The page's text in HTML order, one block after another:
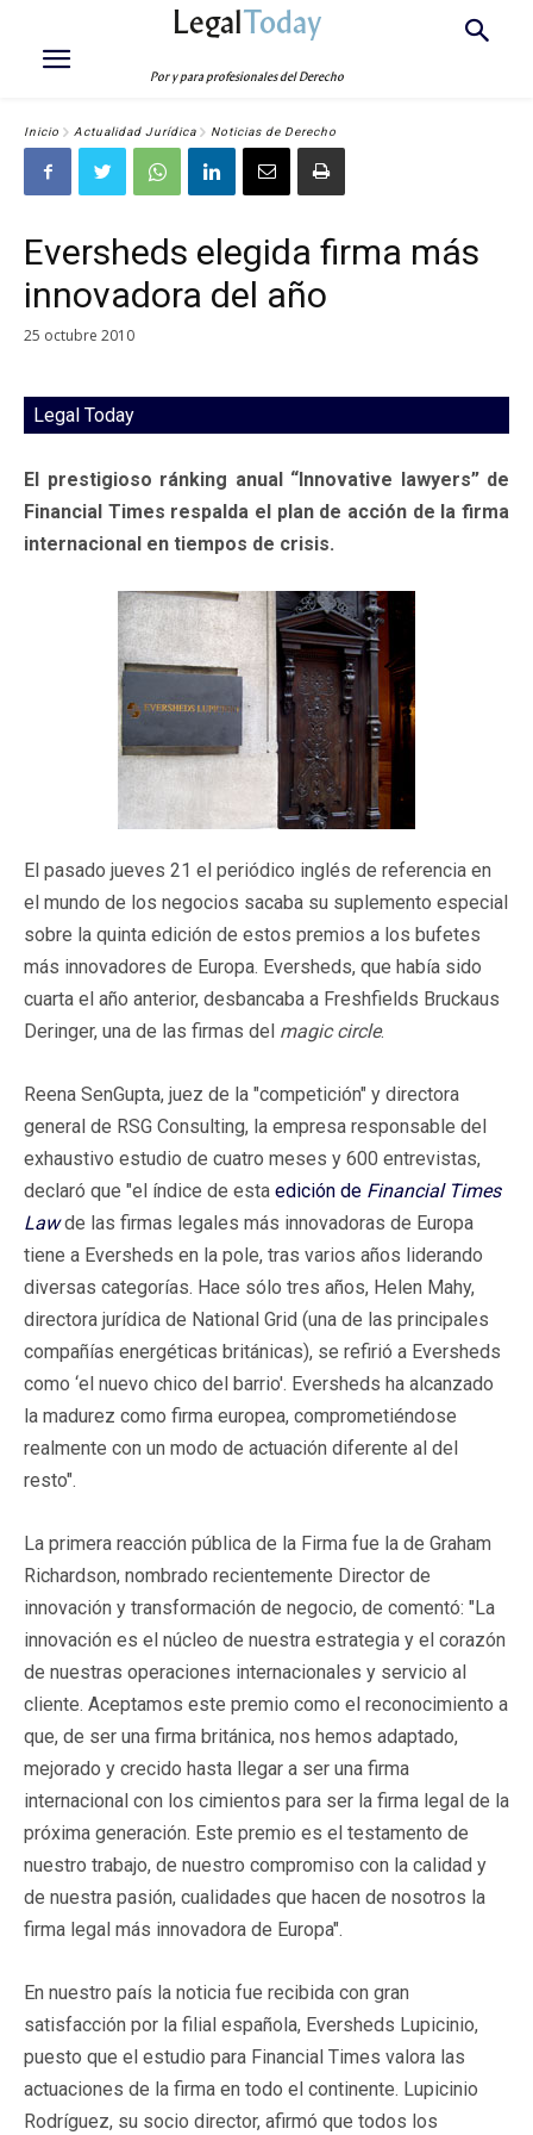
LegalToday
Por y para profesionales del Derecho
Inicio Actualidad Jurídica Noticias de Derecho
Eversheds elegida firma más
innovadora del año
25 octubre 2010
Legal Today
El prestigioso ránking anual “Innovative lawyers” de
Financial Times respalda el plan de acción de la firma
internacional en tiempos de crisis.
El pasado jueves 21 el periódico inglés de referencia en
el mundo de los negocios sacaba su suplemento especial
sobre la quinta edición de estos premios a los bufetes
más innovadores de Europa. Eversheds, que había sido
cuarta el año anterior, desbancaba a Freshfields Bruckaus
Deringer, una de las firmas del magic circle.
Reena SenGupta, juez de la "competición" y directora
general de RSG Consulting, la empresa responsable del
exhaustivo estudio de cuatro meses y 600 entrevistas,
declaró que "el índice de esta edición de Financial Times
Lawde las firmas legales más innovadoras de Europa
tiene a Eversheds en la pole, tras varios años liderando
diversas categorías. Hace sólo tres años, Helen Mahy,
directora jurídica de National Grid (una de las principales
compañías energéticas británicas), se refirió a Eversheds
como ‘el nuevo chico del barrio'. Eversheds ha alcanzado
la madurez como firma europea, comprometiéndose
realmente con un modo de actuación diferente al del
resto".
La primera reacción pública de la Firma fue la de Graham
Richardson, nombrado recientemente Director de
innovación y transformación de negocio, de comentó: "La
innovación es el núcleo de nuestra estrategia y el corazón
de nuestras operaciones internacionales y servicio al
cliente. Aceptamos este premio como el reconocimiento a
que, de ser una firma británica, nos hemos adaptado,
mejorado y crecido hasta llegar a ser una firma
internacional con los cimientos para ser la firma legal de la
próxima generación. Este premio es el testamento de
nuestro trabajo, de nuestro compromiso con la calidad y
de nuestra pasión, cualidades que hacen de nosotros la
firma legal más innovadora de Europa".
En nuestro país la noticia fue recibida con gran
satisfacción por la filial española, Eversheds Lupicinio,
puesto que el estudio para Financial Times valora las
actuaciones de la firma en todo el continente. Lupicinio
Rodríguez, su socio director, afirmó que todos los